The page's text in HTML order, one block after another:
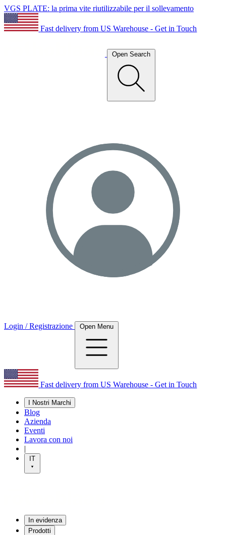
VGS PLATE: la prima vite riutilizzabile per il sollevamento
Fast delivery from US Warehouse - Get in Touch
Open Search
Login / Registrazione Open Menu
Fast delivery from US Warehouse - Get in Touch
I Nostri Marchi
Blog
Azienda
Eventi
Lavora con noi
|
IT
In evidenza
Prodotti